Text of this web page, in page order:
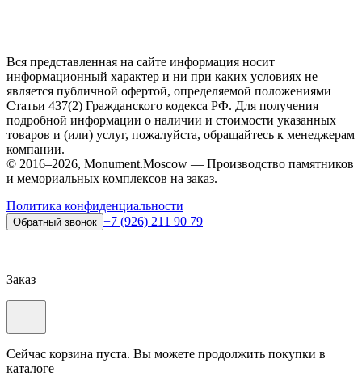
Вся представленная на сайте информация носит
информационный характер и ни при каких условиях не
является публичной офертой, определяемой положениями
Статьи 437(2) Гражданского кодекса РФ. Для получения
подробной информации о наличии и стоимости указанных
товаров и (или) услуг, пожалуйста, обращайтесь к менеджерам
компании.
© 2016–2026, Monument.Moscow — Производство памятников
и мемориальных комплексов на заказ.
Политика конфиденциальности
Обратный звонок +7 (926) 211 90 79
Заказ
Сейчас корзина пуста. Вы можете продолжить покупки в
каталоге